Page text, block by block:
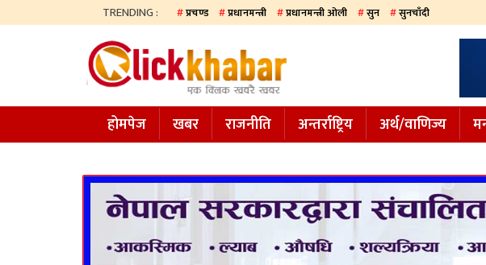
TRENDING : प्रचण्ड प्रधानमन्त्री प्रधानमन्त्री ओली सुन सुनचाँदी
खबर
समाज
होमपेज खबर राजनीति अन्तर्राष्ट्रिय अर्थ/वाणिज्य